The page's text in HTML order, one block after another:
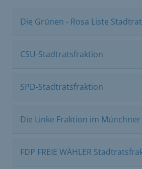
Die Grünen - Rosa Liste
CSU-Stadtratsfraktion
SPD-Stadtratsfraktion
Die Linke Fraktion im
FDP FREIE WÄHLER